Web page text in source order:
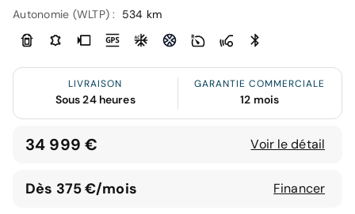
Autonomie (WLTP) :
534 km
LIVRAISON
Sous 24 heures
GARANTIE COMMERCIALE
12 mois
34 999 € Voir le détail
Dès 375 €/mois Financer